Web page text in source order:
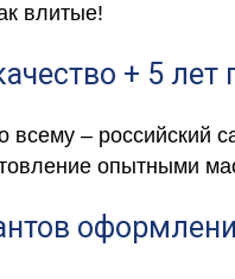
влитые!
+ 5 лет
всему –
опытными